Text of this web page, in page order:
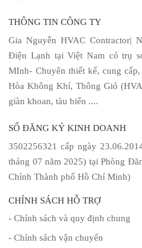
THÔNG TIN CÔNG TY
Gia Nguyễn HVAC Contractor|
Điện Lạnh tại Việt Nam có trụ
MInh- Chuyên thiết kế, cung
Hòa Không Khí, Thông Gió
giàn khoan, tàu biển ....
SỐ ĐĂNG KÝ KINH DOANH
3502256321 cấp ngày
tháng 07 năm 2025) tại Phòng
Chính Thành phố Hồ Chí Minh)
CHÍNH SÁCH HỖ TRỢ
- Chính sách và quy định chung
- Chính sách vận chuyển